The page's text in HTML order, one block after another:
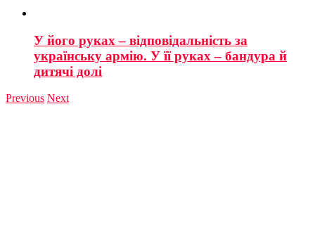
У його руках – відповідальність за
українську армію. У її руках – бандура й
дитячі долі
Previous Next